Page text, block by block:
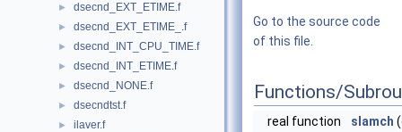
► dsecnd_EXT_ETIME.f
► dsecnd_EXT_ETIME_.f
► dsecnd_INT_CPU_TIME.f
► dsecnd_INT_ETIME.f
► dsecnd_NONE.f
► dsecndtst.f
► ilaver.f
Go to the source code
of this file.
Functions/
real function slamch